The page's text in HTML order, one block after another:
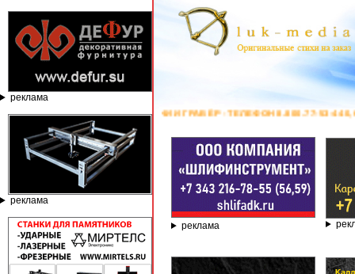
реклама
реклама
КАМНЮ ОТ КОМПАНИИ ГРАВЁР - ТЕЛЕФОН 8.800.77-53-440, САЙТ
реклама